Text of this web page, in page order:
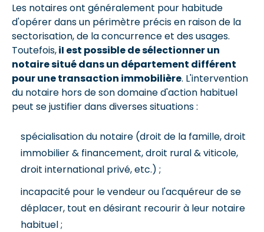
Les notaires ont généralement pour habitude
d'opérer dans un périmètre précis en raison de la
sectorisation, de la concurrence et des usages.
Toutefois,iI est possible de sélectionner un
notaire situé dans un département différent
pour une transaction immobilière. L'intervention
du notaire hors de son domaine d'action habituel
peut se justifier dans diverses situations :
spécialisation du notaire (droit de la famille, droit
immobilier & financement, droit rural & viticole,
droit international privé, etc.) ;
incapacité pour le vendeur ou l'acquéreur de se
déplacer, tout en désirant recourir à leur notaire
habituel ;